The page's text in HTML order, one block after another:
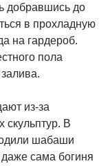
добравшись до
в прохладную
на гардероб.
пола
из-за
скульптур. В
шабаши
сама богиня